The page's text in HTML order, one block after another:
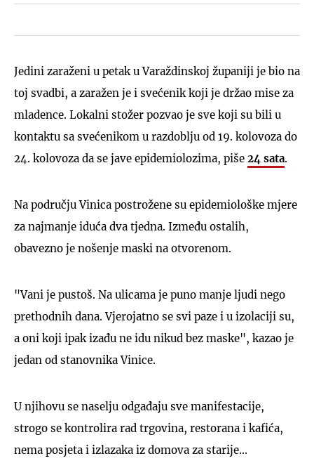
Jedini zaraženi u petak u Varaždinskoj županiji je bio na
toj svadbi, a zaražen je i svećenik koji je držao mise za
mladence. Lokalni stožer pozvao je sve koji su bili u
kontaktu sa svećenikom u razdoblju od 19. kolovoza do
24. kolovoza da se jave epidemiolozima, piše 24 sata.
Na području Vinica postrožene su epidemiološke mjere
za najmanje iduća dva tjedna. Između ostalih,
obavezno je nošenje maski na otvorenom.
"Vani je pustoš. Na ulicama je puno manje ljudi nego
prethodnih dana. Vjerojatno se svi paze i u izolaciji su,
a oni koji ipak izađu ne idu nikud bez maske", kazao je
jedan od stanovnika Vinice.
U njihovu se naselju odgađaju sve manifestacije,
strogo se kontrolira rad trgovina, restorana i kafića,
nema posjeta i izlazaka iz domova za starije...